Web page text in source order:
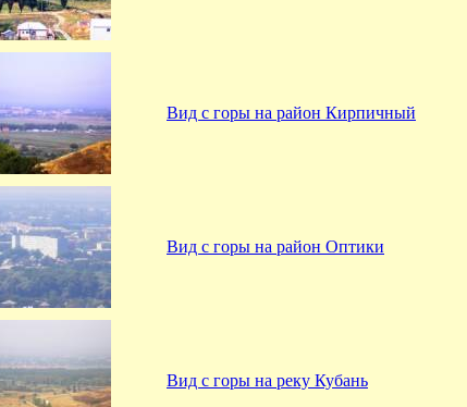
Вид с горы на район Кирпичный
Вид с горы на район Оптики
Вид с горы на реку Кубань